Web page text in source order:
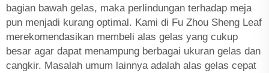
bagian bawah gelas, maka perlindungan terhadap meja
pun menjadi kurang optimal. Kami di Fu Zhou Sheng Leaf
merekomendasikan membeli alas gelas yang cukup
besar agar dapat menampung berbagai ukuran gelas dan
cangkir. Masalah umum lainnya adalah alas gelas cepat